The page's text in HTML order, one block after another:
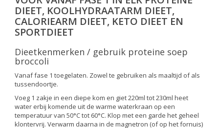
DIEET, KOOLHYDRAATARM DIEET,
CALORIEARM DIEET, KETO DIEET EN
SPORTDIEET
Dieetkenmerken / gebruik proteine soep
broccoli
Vanaf fase 1 toegelaten. Zowel te gebruiken als maaltijd of als
tussendoortje.
Voeg 1 zakje in een diepe kom en giet 220ml tot 230ml heet
water erbij komende uit de warme waterkraan op een
temperatuur van 50°C tot 60°C. Klop met een garde het geheel
klontervrij. Verwarm daarna in de magnetron (of op het fornuis)